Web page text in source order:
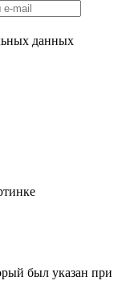
данных
был указан при